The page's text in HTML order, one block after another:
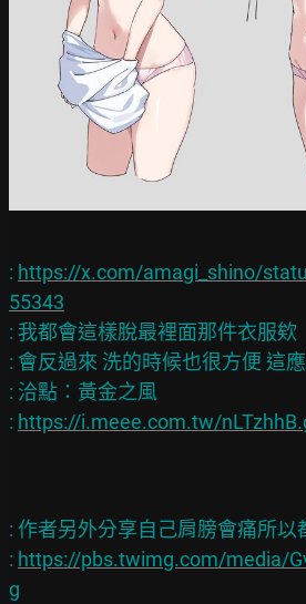
: https://x.com/amagi_shino/
55343
: 我都會這樣脫最裡面那件衣服欸
: 會反過來 洗的時候也很方便 這
: 洽點：黃金之風
: https://i.meee.com.tw/
: 作者另外分享自己肩膀會痛所以
: https://pbs.twimg.com/media/
g